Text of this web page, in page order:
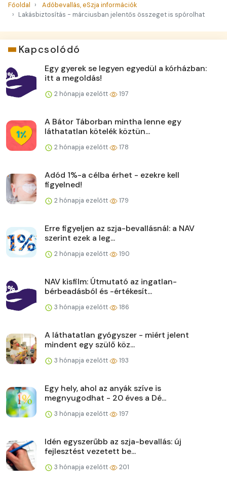
Főoldal
Adóbevallás, eSzja információk
Lakásbiztosítás - márciusban jelentős összeget is spórolhat
Kapcsolódó
Egy gyerek se legyen egyedül a kórházban:
itt a megoldás!
2 hónapja ezelőtt 197
A Bátor Táborban mintha lenne egy
láthatatlan kötelék köztün...
2 hónapja ezelőtt 178
Adód 1%-a célba érhet - ezekre kell
figyelned!
2 hónapja ezelőtt 179
Erre figyeljen az szja-bevallásnál: a NAV
szerint ezek a leg...
2 hónapja ezelőtt 190
NAV kisfilm: Útmutató az ingatlan-
bérbeadásból és -értékesít...
3 hónapja ezelőtt 186
A láthatatlan gyógyszer - miért jelent
mindent egy szülő köz...
3 hónapja ezelőtt 193
Egy hely, ahol az anyák szíve is
megnyugodhat - 20 éves a Dé...
3 hónapja ezelőtt 197
Idén egyszerűbb az szja-bevallás: új
fejlesztést vezetett be...
3 hónapja ezelőtt 201